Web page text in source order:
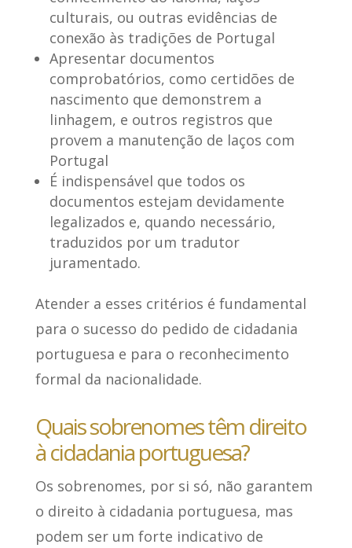
culturais, ou outras evidências de
conexão às tradições de Portugal
Apresentar documentos
comprobatórios, como certidões de
nascimento que demonstrem a
linhagem, e outros registros que
provem a manutenção de laços com
Portugal
É indispensável que todos os
documentos estejam devidamente
legalizados e, quando necessário,
traduzidos por um tradutor
juramentado.
Atender a esses critérios é fundamental
para o sucesso do pedido de cidadania
portuguesa e para o reconhecimento
formal da nacionalidade.
Quais sobrenomes têm direito
à cidadania portuguesa?
Os sobrenomes, por si só, não garantem
o direito à cidadania portuguesa, mas
podem ser um forte indicativo de